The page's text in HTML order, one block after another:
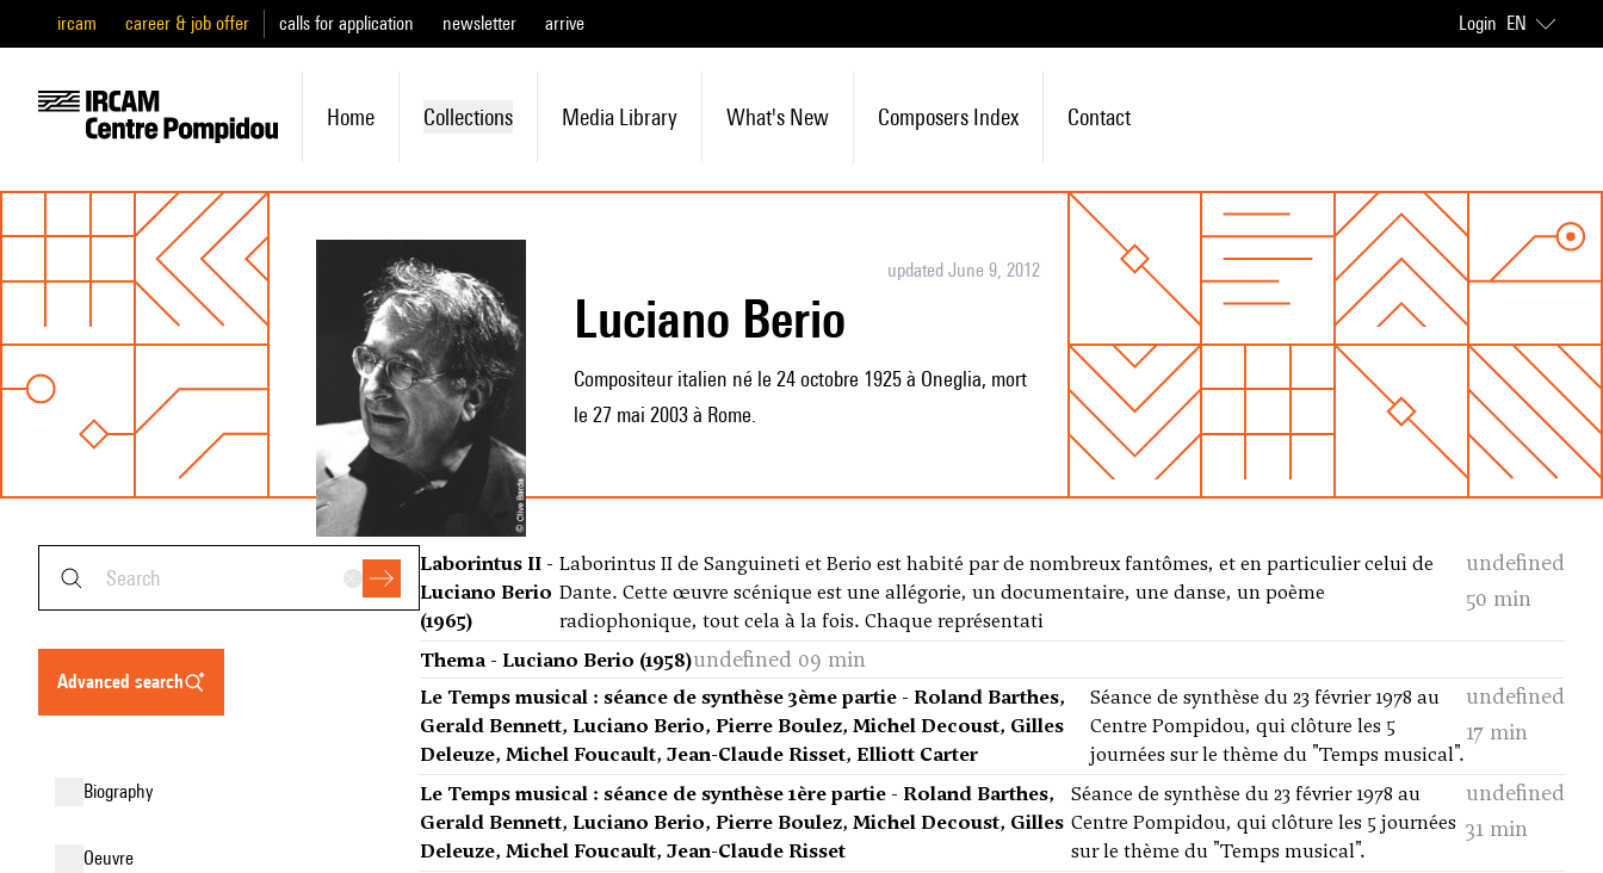
ircam career & job offer calls for application newsletter arrive Login EN
Home Collections Media Library What's New Composers Index Contact
updated June 9, 2012
Luciano Berio
Compositeur italien né le 24 octobre 1925 à Oneglia, mort
le 27 mai 2003 à Rome.
advanced search
biography
oeuvre
Laborintus II -
Luciano Berio
(1965)
Laborintus II de Sanguineti et Berio est habité par de nombreux fantômes, et en particulier celui de
Dante. Cette œuvre scénique est une allégorie, un documentaire, une danse, un poème
radiophonique, tout cela à la fois. Chaque représentati
undefined
50 min
Thema - Luciano Berio (1958)undefined 09 min
Le Temps musical : séance de synthèse 3ème partie - Roland Barthes,
Gerald Bennett, Luciano Berio, Pierre Boulez, Michel Decoust, Gilles
Deleuze, Michel Foucault, Jean-Claude Risset, Elliott Carter
Séance de synthèse du 23 février 1978 au
Centre Pompidou, qui clôture les 5
journées sur le thème du "Temps musical".
undefined
17 min
Le Temps musical : séance de synthèse 1ère partie - Roland Barthes,
Gerald Bennett, Luciano Berio, Pierre Boulez, Michel Decoust, Gilles
Deleuze, Michel Foucault, Jean-Claude Risset
Séance de synthèse du 23 février 1978 au
Centre Pompidou, qui clôture les 5 journées
sur le thème du "Temps musical".
undefined
31 min